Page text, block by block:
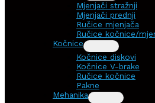
Mjenjači stražnji
Mjenjači prednji
Ručice mjenjača
Ručice kočnice/
Kočnice
Kočnice diskovi
Kočnice V-brake
Ručice kočnice
Pakne
Mehanika